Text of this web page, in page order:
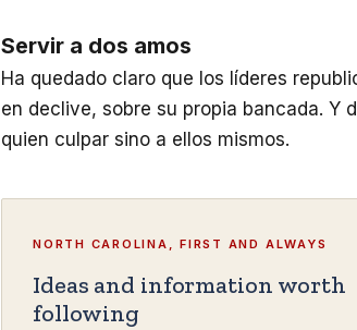
Servir a dos amos
Ha quedado claro que los líderes
en declive, sobre su propia bancada. Y
quien culpar sino a ellos mismos.
NORTH CAROLINA, FIRST AND ALWAYS
Ideas and information worth
following